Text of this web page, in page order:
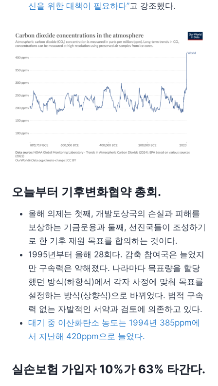
신을 위한 대책이 필요하다”고 강조했다.
오늘부터 기후변화협약 총회.
올해 의제는 첫째, 개발도상국의 손실과 피해를
보상하는 기금운용과 둘째, 선진국들이 조성하기
로 한 기후 재원 목표를 합의하는 것이다.
1995년부터 올해 28회다. 감축 참여국은 늘었지
만 구속력은 약해졌다. 나라마다 목표량을 할당
했던 방식(하향식)에서 각자 사정에 맞춰 목표를
설정하는 방식(상향식)으로 바뀌었다. 법적 구속
력 없는 자발적인 서약과 검토에 의존하고 있다.
대기 중 이산화탄소 농도는 1994년 385ppm에
서 지난해 420ppm으로 늘었다.
실손보험 가입자 10%가 63% 타간다.